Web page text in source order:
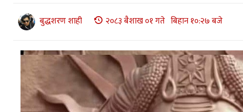
बुद्धशरण शाही २०८३ बैशाख ०१ गते बिहान १०:२७ बजे